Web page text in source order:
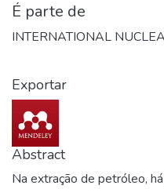
É parte de
INTERNATIONAL
Exportar
Abstract
Na extração de petróleo,